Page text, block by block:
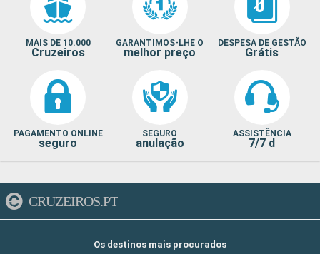
MAIS DE 10.000
Cruzeiros
GARANTIMOS-LHE O
melhor preço
DESPESA DE GESTÃO
Grátis
PAGAMENTO ONLINE
seguro
SEGURO
anulação
ASSISTÊNCIA
7/7 d
CRUZEIROS.PT
Os destinos mais procurados